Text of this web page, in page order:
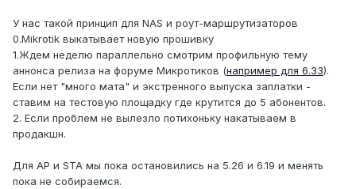
У нас такой принцип для NAS и роут-маршрутизаторов
0.Mikrotik выкатывает новую прошивку
1.Ждем неделю параллельно смотрим профильную тему
аннонса релиза на форуме Микротиков (например для 6.33).
Если нет "много мата" и экстренного выпуска заплатки -
ставим на тестовую площадку где крутится до 5 абонентов.
2. Если проблем не вылезло потихоньку накатываем в
продакшн.
Для AP и STA мы пока остановились на 5.26 и 6.19 и менять
пока не собираемся.